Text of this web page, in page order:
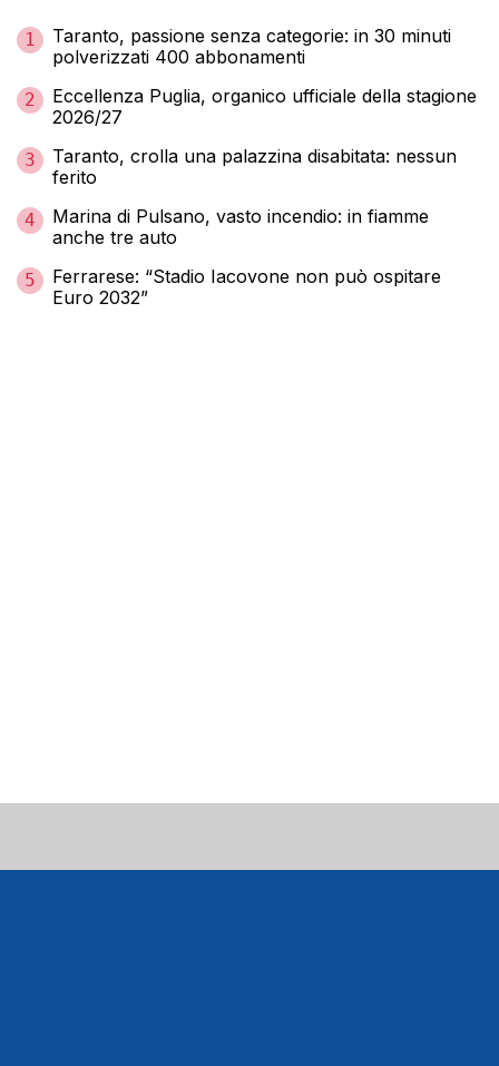
1
Taranto, passione senza categorie: in 30 minuti
polverizzati 400 abbonamenti
2
Eccellenza Puglia, organico ufficiale della stagione
2026/27
3
Taranto, crolla una palazzina disabitata: nessun
ferito
4
Marina di Pulsano, vasto incendio: in fiamme
anche tre auto
5
Ferrarese: “Stadio Iacovone non può ospitare
Euro 2032”